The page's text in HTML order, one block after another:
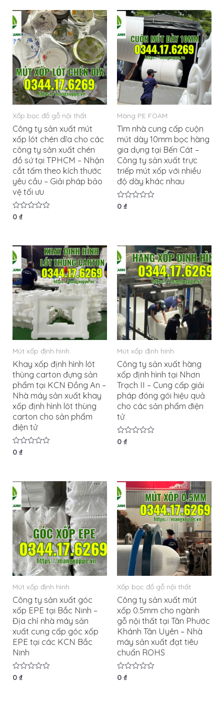
sao
sao
Xốp bọc đồ gỗ nội thất
Công ty sản xuất mút
xốp lót chén dĩa cho các
công ty sản xuất chén
đồ sứ tại TPHCM – Nhận
cắt tấm theo kích thước
yêu cầu – Giải pháp bảo
vệ tối ưu
Được
sao
0₫
Màng PE FOAM
Tìm nhà cung cấp cuộn
mút dày 10mm bọc hàng
gia dụng tại Bến Cát –
Công ty sản xuất trực
triếp mút xốp với nhiều
độ dày khác nhau
Được
0 ₫
Mút xốp định hình
Khay xốp định hình lót
thùng carton đựng sản
phẩm tại KCN Đồng An –
Nhà máy sản xuất khay
xốp định hình lót thùng
carton cho sản phẩm
điện tử
Được
sao
0₫
Mút xốp định hình
Công ty sản xuất hàng
xốp định hình tại Nhơn
Trạch II – Cung cấp giải
pháp đóng gói hiệu quả
cho các sản phẩm điện
tử
Được
0 ₫
Mút xốp định hình
Công ty sản xuất góc
xốp EPE tại Bắc Ninh –
Địa chỉ nhà máy sản
xuất cung cấp góc xốp
EPE tại các KCN Bắc
Ninh
Được
0₫
Xốp bọc đồ gỗ nội thất
Công ty sản xuất mút
xốp 0.5mm cho ngành
gỗ nội thất tại Tân Phước
Khánh Tân Uyên – Nhà
máy sản xuất đạt tiêu
chuẩn ROHS
Được
0 ₫